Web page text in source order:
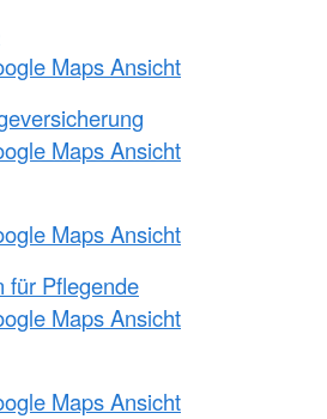
Maps Ansicht
Maps Ansicht
Maps Ansicht
für Pflegende
Maps Ansicht
Maps Ansicht